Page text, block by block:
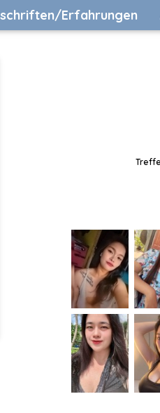
Erfahrungen